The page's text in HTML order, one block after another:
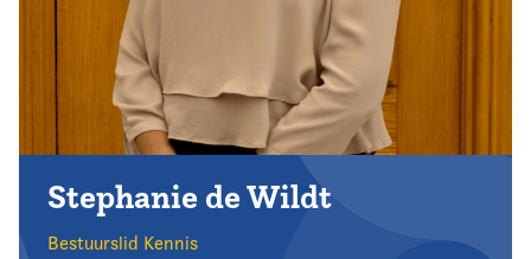
Stephanie de Wildt
Bestuurslid Kennis